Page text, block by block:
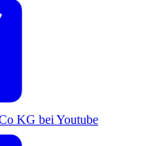
KG bei Youtube